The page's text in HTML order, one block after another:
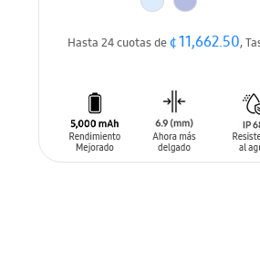
Hasta 24 cuotas de¢ 11,662.50,